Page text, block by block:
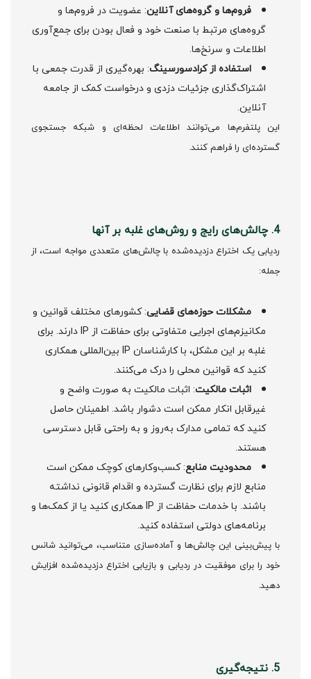
فروم‌ها و گروه‌های آنلاین: عضویت در فروم‌ها و
گروه‌های مرتبط با صنعت خود و فعال بودن برای جمع‌آوری
اطلاعات و سرنخ‌ها.
استفاده از کرادسورسینگ: بهره‌گیری از قدرت جمعی با
اشتراک‌گذاری جزئیات دزدی و درخواست کمک از جامعه
آنلاین.
این پلتفرم‌ها می‌توانند اطلاعات لحظه‌ای و شبکه جستجوی
گسترده‌ای را فراهم کنند.
4. چالش‌های رایج و روش‌های غلبه بر آنها
ردیابی یک اختراع دزدیده‌شده با چالش‌های متعددی مواجه است، از
جمله:
مشکلات حوزه‌های قضایی: کشورهای مختلف قوانین و
مکانیزم‌های اجرایی متفاوتی برای حفاظت از IP دارند. برای
غلبه بر این مشکل، با کارشناسان IP بین‌المللی همکاری
کنید که قوانین محلی را درک می‌کنند.
اثبات مالکیت: اثبات مالکیت به صورت واضح و
غیرقابل انکار ممکن است دشوار باشد. اطمینان حاصل
کنید که تمامی مدارک به‌روز و به راحتی قابل دسترسی
هستند.
محدودیت منابع: کسب‌وکارهای کوچک ممکن است
منابع لازم برای نظارت گسترده و اقدام قانونی نداشته
باشند. با خدمات حفاظت از IP همکاری کنید یا از کمک‌ها و
برنامه‌های دولتی استفاده کنید.
با پیش‌بینی این چالش‌ها و آماده‌سازی متناسب، می‌توانید شانس
خود را برای موفقیت در ردیابی و بازیابی اختراع دزدیده‌شده افزایش
دهید.
5. نتیجه‌گیری